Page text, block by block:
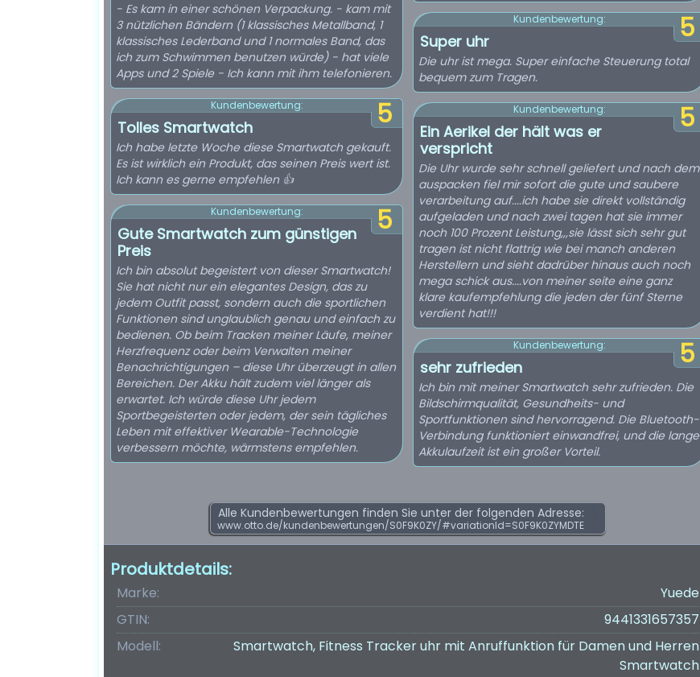
- Es kam in einer schönen Verpackung. - kam mit
3 nützlichen Bändern (1 klassisches Metallband, 1
klassisches Lederband und 1 normales Band, das
ich zum Schwimmen benutzen würde) - hat viele
Apps und 2 Spiele - Ich kann mit ihm telefonieren.
5
Kundenbewertung:
Tolles Smartwatch
Ich habe letzte Woche diese Smartwatch gekauft.
Es ist wirklich ein Produkt, das seinen Preis wert ist.
Ich kann es gerne empfehlen 👍
5
Kundenbewertung:
Gute Smartwatch zum günstigen
Preis
Ich bin absolut begeistert von dieser Smartwatch!
Sie hat nicht nur ein elegantes Design, das zu
jedem Outfit passt, sondern auch die sportlichen
Funktionen sind unglaublich genau und einfach zu
bedienen. Ob beim Tracken meiner Läufe, meiner
Herzfrequenz oder beim Verwalten meiner
Benachrichtigungen – diese Uhr überzeugt in allen
Bereichen. Der Akku hält zudem viel länger als
erwartet. Ich würde diese Uhr jedem
Sportbegeisterten oder jedem, der sein tägliches
Leben mit effektiver Wearable-Technologie
verbessern möchte, wärmstens empfehlen.
5
Kundenbewertung:
Super uhr
Die uhr ist mega. Super einfache Steuerung total
bequem zum Tragen.
5
Kundenbewertung:
Ein Aerikel der hält was er
verspricht
Die Uhr wurde sehr schnell geliefert und nach dem
auspacken fiel mir sofort die gute und saubere
verarbeitung auf....ich habe sie direkt vollständig
aufgeladen und nach zwei tagen hat sie immer
noch 100 Prozent Leistung,,,sie lässt sich sehr gut
tragen ist nicht flattrig wie bei manch anderen
Herstellern und sieht dadrüber hinaus auch noch
mega schick aus....von meiner seite eine ganz
klare kaufempfehlung die jeden der fünf Sterne
verdient hat!!!
5
Kundenbewertung:
sehr zufrieden
Ich bin mit meiner Smartwatch sehr zufrieden. Die
Bildschirmqualität, Gesundheits- und
Sportfunktionen sind hervorragend. Die Bluetooth-
Verbindung funktioniert einwandfrei, und die lange
Akkulaufzeit ist ein großer Vorteil.
Alle Kundenbewertungen finden Sie unter der folgenden Adresse:
www.otto.de/kundenbewertungen/S0F9K0ZY/#variationId=S0F9K0ZYMDTE
Produktdetails:
Marke:
Yuede
GTIN:
9441331657357
Modell:
Smartwatch, Fitness Tracker uhr mit Anruffunktion für Damen und Herren
Smartwatch